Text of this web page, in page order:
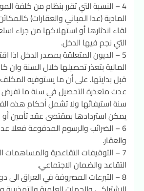
4 – النسبة التي تقرر بنظام من كلفة
المادية (عدا المباني والعقارات)
لقاء اندثارها أو استهلاكها من جراء
التي نجم فيها الدخل.
5 – الديون المتعلقة بمصدر الدخل اذا
المالية بتعذر تحصيلها خلال السنة وان
قبل بدايتها. على أن ما يستوفيه
عدت متعذرة التحصيل في سنة ما تفرض
سنة استيفائها ولا تشمل أحكام هذه
يمكن استردادها بمقتضى عقد تأمين أو
6 – الضرائب والرسوم المدفوعة فعلا
والعقار.
7 – التوقيفات التقاعدية والمساهمات
التقاعد والضمان الاجتماعي.
8 – التبرعات المصروفة في العراق الى